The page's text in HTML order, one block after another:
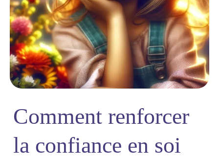
Comment renforcer
la confiance en soi